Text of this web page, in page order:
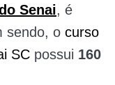
Senai, é
sendo, o curso
SC possui 160